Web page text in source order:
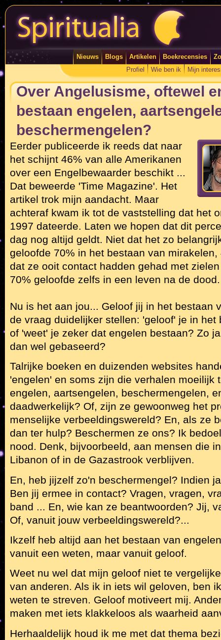
Nieuws Blogs Artikelen Boekrecensies
Profiel
Wie ben ik Mijn
Over Angelusisme, oftewel
bestaan engelen,
beschermengelen?
Eerder publiceerde ik reeds dat naar
het schijnt 46% van alle Amerikanen
over een Engelbewaarder beschikt ...
Dat beweerde 'Time Magazine'. Het
artikel trok mijn aandacht. Maar
achteraf kwam ik tot de vaststelling dat het
1997 dateerde. Laten we hopen dat dit
dag nog altijd geldt. Niet dat het zo
geloofde 70% in het bestaan van
dat ze ooit contact hadden gehad met
70% geloofde zelfs in een leven na de dood.
Nu is het aan jou... Geloof jij in het bestaan
de vraag duidelijker stellen: 'geloof' je in het
of 'weet' je zeker dat engelen bestaan? Zo
dan wel gebaseerd?
Talrijke boeken en duizenden websites
'engelen' en soms zijn die verhalen moeilijk
engelen, aartsengelen, beschermengelen,
daadwerkelijk? Of, zijn ze gewoonweg het
menselijke verbeeldingswereld? En, als ze
dan ter hulp? Beschermen ze ons? Ik
nood. Denk, bijvoorbeeld, aan mensen die
Libanon of in de Gazastrook verblijven.
En, heb jijzelf zo'n beschermengel? Indien
Ben jij ermee in contact? Vragen, vragen,
band ... En, wie kan ze beantwoorden? Jij,
Of, vanuit jouw verbeeldingswereld?...
Ikzelf heb altijd aan het bestaan van
vanuit een weten, maar vanuit geloof.
Weet nu wel dat mijn geloof niet te
van anderen. Als ik in iets wil geloven, ben
weten te streven. Geloof motiveert mij.
maken met iets klakkeloos als waarheid
Herhaaldelijk houd ik me met dat thema